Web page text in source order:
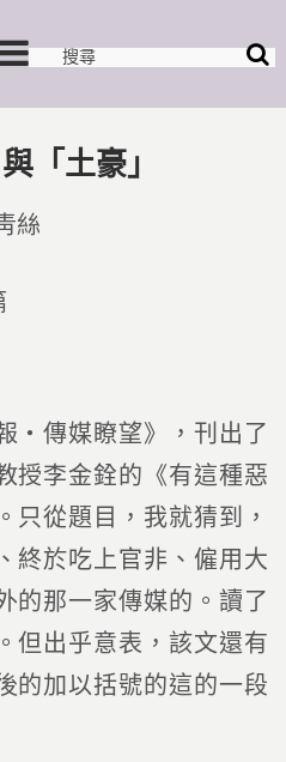
「土豪」
絲
傳媒瞭望》，刊出了
授李金銓的《有這種惡
只從題目，我就猜到，
終於吃上官非、僱用大
的那一家傳媒的。讀了
但出乎意表，該文還有
的加以括號的這的一段